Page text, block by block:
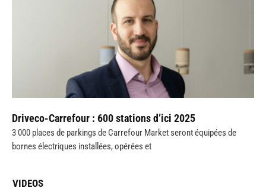
Driveco-Carrefour : 600 stations d’ici 2025
3 000 places de parkings de Carrefour Market seront équipées de
bornes électriques installées, opérées et
VIDEOS